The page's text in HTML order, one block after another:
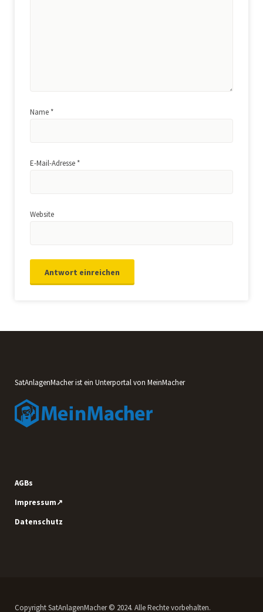
Name *
E-Mail-Adresse *
Website
SatAnlagenMacher ist ein Unterportal von MeinMacher
AGBs
Impressum↗
Datenschutz
Copyright SatAnlagenMacher © 2024. Alle Rechte vorbehalten.